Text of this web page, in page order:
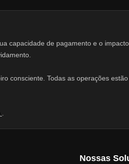
capacidade de pagamento e o
consciente. Todas as operações
Nossas